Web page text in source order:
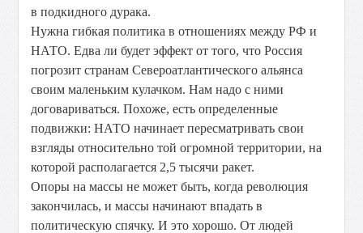
в подкидного дурака.
Нужна гибкая политика в отношениях между РФ и
НАТО. Едва ли будет эффект от того, что Россия
погрозит странам Североатлантического альянса
своим маленьким кулачком. Нам надо с ними
договариваться. Похоже, есть определенные
подвижки: НАТО начинает пересматривать свои
взгляды относительно той огромной территории, на
которой располагается 2,5 тысячи ракет.
Опоры на массы не может быть, когда революция
закончилась, и массы начинают впадать в
политическую спячку. И это хорошо. От людей